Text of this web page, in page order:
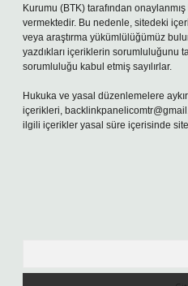
Kurumu (BTK) tarafından
vermektedir. Bu nedenle, sitedeki
veya araştırma yükümlülüğümüz
yazdıkları içeriklerin sorumluluğunu
sorumluluğu kabul etmiş sayılırlar.
Hukuka ve yasal düzenlemelere
içerikleri,
ilgili içerikler yasal süre içerisinde